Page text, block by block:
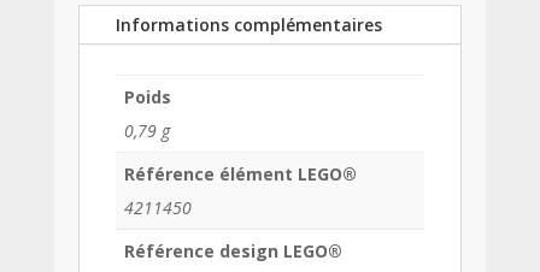
Informations complémentaires
Poids
0,79 g
Référence élément LEGO®
4211450
Référence design LEGO®